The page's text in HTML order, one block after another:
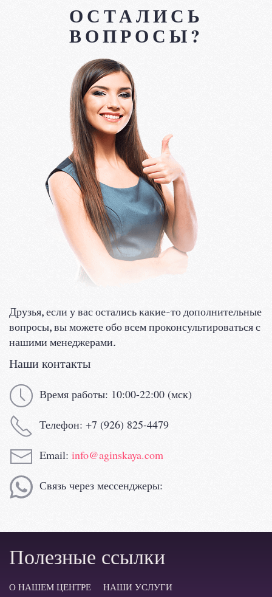
ОСТАЛИСЬ
ВОПРОСЫ?
Друзья, если у вас остались какие-то дополнительные
вопросы, вы можете обо всем проконсультироваться с
нашими менеджерами.
Наши контакты
Время работы: 10:00-22:00 (мск)
Телефон: +7 (926) 825-4479
Email: info@aginskaya.com
Связь через мессенджеры:
Полезные ссылки
О НАШЕМ ЦЕНТРЕ НАШИ УСЛУГИ